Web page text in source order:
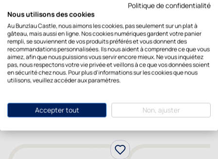
Va au four
Lavable au lave-
vaisselle
Oui
Meer van deze collectie:
Politique de confidentialité
Nous utilisons des cookies
Au Bunzlau Castle, nous aimons les cookies, pas seulement sur un plat à
gâteau, mais aussi en ligne. Nos cookies numériques gardent votre panier
rempli, se souviennent de vos produits préférés et vous donnent des
recommandations personnalisées. Ils nous aident à comprendre ce que vous
aimez, afin que nous puissions vous servir encore mieux. Ne vous inquiétez
pas, nous respectons votre vie privée et veillons à ce que vos données soient
en sécurité chez nous. Pour plus d'informations sur les cookies que nous
utilisons, veuillez accéder aux paramètres.
Accepter tout Non, ajuster